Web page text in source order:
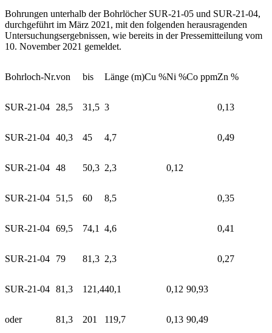
Bohrungen unterhalb der Bohrlöcher SUR-21-05 und SUR-21-04,
durchgeführt im März 2021, mit den folgenden herausragenden
Untersuchungsergebnissen, wie bereits in der Pressemitteilung vom
10. November 2021 gemeldet.
Bohrloch-Nr.von bis Länge (m)Cu %Ni %Co ppmZn %
SUR-21-04 28,5 31,5 3 0,13
SUR-21-04 40,3 45 4,7 0,49
SUR-21-04 48 50,3 2,3 0,12
SUR-21-04 51,5 60 8,5 0,35
SUR-21-04 69,5 74,1 4,6 0,41
SUR-21-04 79 81,3 2,3 0,27
SUR-21-04 81,3 121,440,1 0,12 90,93
oder 81,3 201 119,7 0,13 90,49